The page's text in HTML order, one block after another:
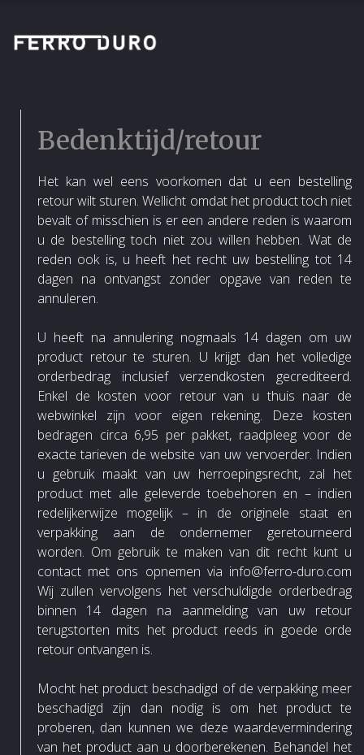
Bedenktijd/retour
Het kan wel eens voorkomen dat u een bestelling
retour wilt sturen. Wellicht omdat het product toch niet
bevalt of misschien is er een andere reden is waarom
u de bestelling toch niet zou willen hebben. Wat de
reden ook is, u heeft het recht uw bestelling tot 14
dagen na ontvangst zonder opgave van reden te
annuleren.
U heeft na annulering nogmaals 14 dagen om uw
product retour te sturen. U krijgt dan het volledige
orderbedrag inclusief verzendkosten gecrediteerd.
Enkel de kosten voor retour van u thuis naar de
webwinkel zijn voor eigen rekening. Deze kosten
bedragen circa 6,95 per pakket, raadpleeg voor de
exacte tarieven de website van uw vervoerder. Indien
u gebruik maakt van uw herroepingsrecht, zal het
product met alle geleverde toebehoren en – indien
redelijkerwijze mogelijk – in de originele staat en
verpakking aan de ondernemer geretourneerd
worden. Om gebruik te maken van dit recht kunt u
contact met ons opnemen via info@ferro-duro.com
Wij zullen vervolgens het verschuldigde orderbedrag
binnen 14 dagen na aanmelding van uw retour
terugstorten mits het product reeds in goede orde
retour ontvangen is.
Mocht het product beschadigd of de verpakking meer
beschadigd zijn dan nodig is om het product te
proberen, dan kunnen we deze waardevermindering
van het product aan u doorberekenen. Behandel het